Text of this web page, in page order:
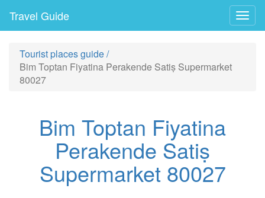
Travel Guide
Tourist places guide/
Bim Toptan Fiyatina Perakende Satiṣ Supermarket
80027
Bim Toptan Fiyatina
Perakende Satiṣ
Supermarket 80027